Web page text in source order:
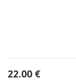
22.00 €